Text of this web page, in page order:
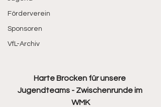
Förderverein
Sponsoren
VfL-Archiv
Harte Brocken für unsere
Jugendteams - Zwischenrunde im
WMK